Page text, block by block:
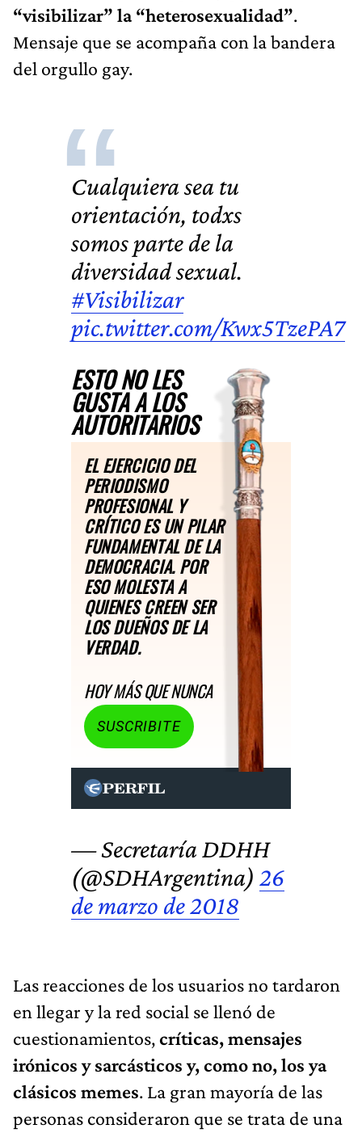
“visibilizar” la “heterosexualidad”.
Mensaje que se acompaña con la bandera
del orgullo gay.
Cualquiera sea tu
orientación, todxs
somos parte de la
diversidad sexual.
#Visibilizar
pic.twitter.com/Kwx5TzePA7
ESTO NO LES
GUSTA A LOS
AUTORITARIOS
EL EJERCICIO DEL
PERIODISMO
PROFESIONAL Y
CRÍTICO ES UN PILAR
FUNDAMENTAL DE LA
DEMOCRACIA. POR
ESO MOLESTA A
QUIENES CREEN SER
LOS DUEÑOS DE LA
VERDAD.
HOY MÁS QUE NUNCA
SUSCRIBITE
— Secretaría DDHH
(@SDHArgentina) 26
de marzo de 2018
Las reacciones de los usuarios no tardaron
en llegar y la red social se llenó de
cuestionamientos,críticas, mensajes
irónicos y sarcásticos y, como no, los ya
clásicos memes. La gran mayoría de las
personas consideraron que se trata de una